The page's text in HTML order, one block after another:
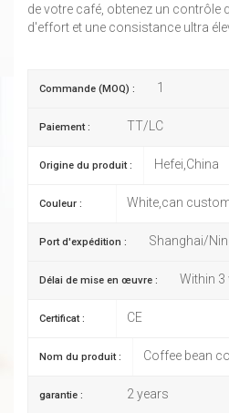
de votre café, obtenez un contrôle
d'effort et une consistance ultra
Commande (MOQ) : 1
Paiement : TT/LC
Origine du produit : Hefei,China
Couleur : White,can
Port d'expédition : Shanghai/
Délai de mise en œuvre : Within
Certificat : CE
Nom du produit : Coffee bean
garantie : 2 years